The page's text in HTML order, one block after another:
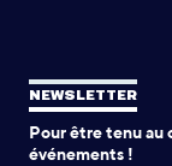
NEWSLETTER
Pour être tenu au
événements !